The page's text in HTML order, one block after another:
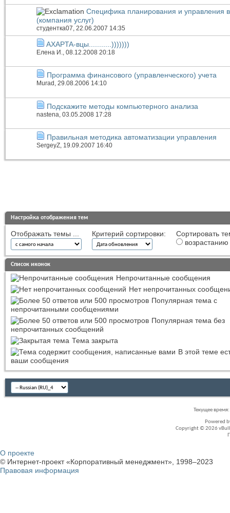
Специфика планирования и управления
(компания услуг)
студентка07, 22.06.2007 14:35
AXAPTA-вцы...........)))))))
Елена И. , 08.12.2008 20:18
Программа финансового (управленческого) учета
Murad , 29.08.2006 14:10
Подскажите методы компьютерного анализа
nastena , 03.05.2008 17:28
Правильная методика автоматизации управления
SergeyZ, 19.09.2007 16:40
Настройка отображения тем
Отображать темы ... Критерий сортировки:
Сортировать
возрастанию
Список иконок
Непрочитанные сообщения
Нет непрочитанных
Популярная тема с
непрочитанными сообщениями
Популярная тема без
непрочитанных сообщений
Тема закрыта
В этой теме
ваши сообщения
Текущее время:
Powered
Copyright © 2026
О проекте
© Интернет-проект «Корпоративный менеджмент», 1998–2023
Правовая информация